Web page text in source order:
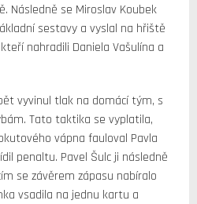
Následně se Miroslav Koubek
sestavy a vyslal na hřiště
nahradili Daniela Vašulína a
vyvinul tlak na domácí tým, s
Tato taktika se vyplatila,
vápna fauloval Pavla
penaltu. Pavel Šulc ji následně
se závěrem zápasu nabíralo
vsadila na jednu kartu a